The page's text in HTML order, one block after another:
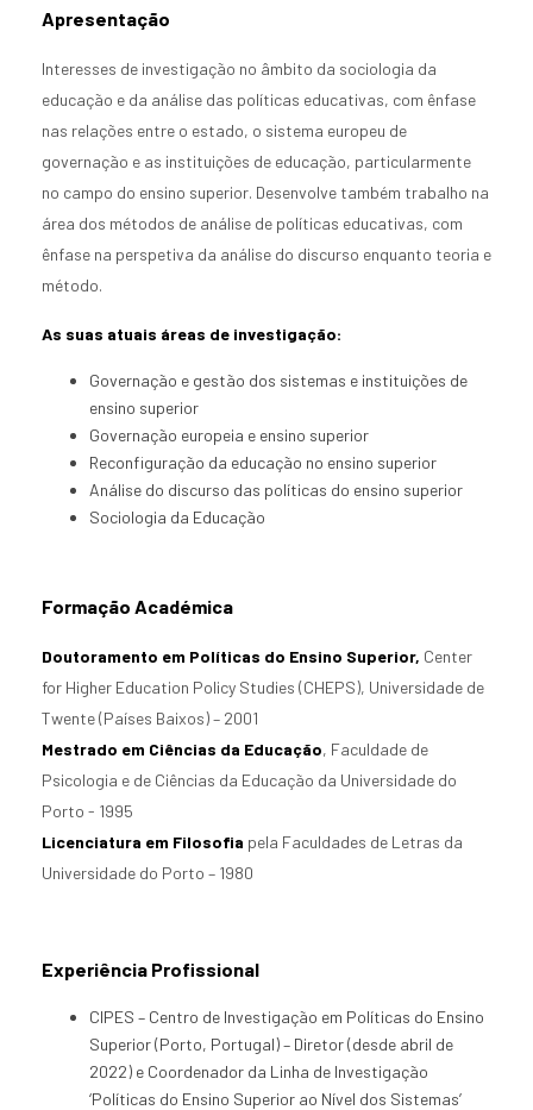
Apresentação
Interesses de investigação no âmbito da sociologia da
educação e da análise das políticas educativas, com ênfase
nas relações entre o estado, o sistema europeu de
governação e as instituições de educação, particularmente
no campo do ensino superior. Desenvolve também trabalho na
área dos métodos de análise de políticas educativas, com
ênfase na perspetiva da análise do discurso enquanto teoria e
método.
As suas atuais áreas de investigação:
Governação e gestão dos sistemas e instituições de
ensino superior
Governação europeia e ensino superior
Reconfiguração da educação no ensino superior
Análise do discurso das políticas do ensino superior
Sociologia da Educação
Formação Académica
Doutoramento em Políticas do Ensino Superior, Center
for Higher Education Policy Studies (CHEPS), Universidade de
Twente (Países Baixos) – 2001
Mestrado em Ciências da Educação, Faculdade de
Psicologia e de Ciências da Educação da Universidade do
Porto - 1995
Licenciatura em Filosofia pela Faculdades de Letras da
Universidade do Porto – 1980
Experiência Profissional
CIPES – Centro de Investigação em Políticas do Ensino
Superior (Porto, Portugal) – Diretor (desde abril de
2022) e Coordenador da Linha de Investigação
‘Políticas do Ensino Superior ao Nível dos Sistemas’